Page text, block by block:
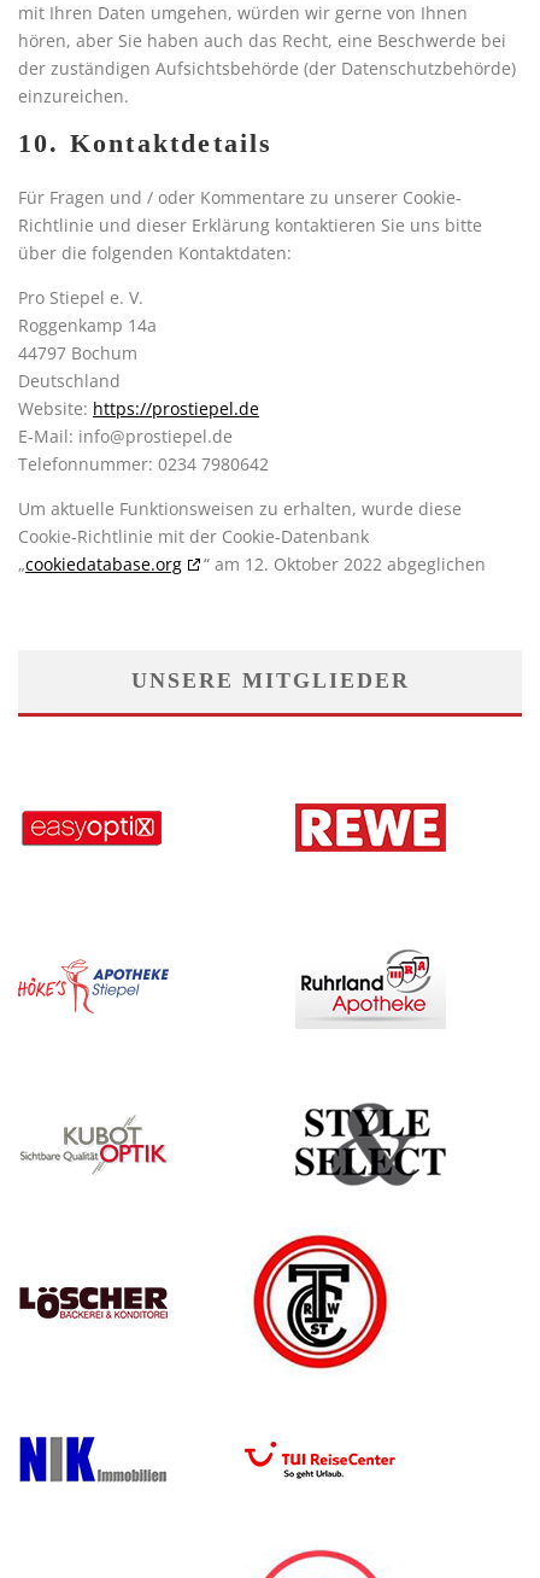
mit Ihren Daten umgehen, würden wir gerne von Ihnen
hören, aber Sie haben auch das Recht, eine Beschwerde bei
der zuständigen Aufsichtsbehörde (der Datenschutzbehörde)
einzureichen.
10. Kontaktdetails
Für Fragen und / oder Kommentare zu unserer Cookie-
Richtlinie und dieser Erklärung kontaktieren Sie uns bitte
über die folgenden Kontaktdaten:
Pro Stiepel e. V.
Roggenkamp 14a
44797 Bochum
Deutschland
Website: https://prostiepel.de
E-Mail: ed.lepeitsorp@ofni
Telefonnummer: 0234 7980642
Um aktuelle Funktionsweisen zu erhalten, wurde diese
Cookie-Richtlinie mit der Cookie-Datenbank
„cookiedatabase.org “ am 12. Oktober 2022 abgeglichen
UNSERE MITGLIEDER